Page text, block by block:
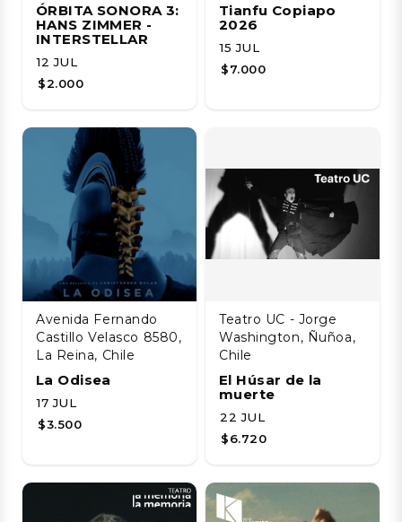
ÓRBITA SONORA 3:
HANS ZIMMER -
INTERSTELLAR
12 JUL
$2.000
Tianfu Copiapo
2026
15 JUL
$7.000
Avenida Fernando
Castillo Velasco 8580,
La Reina, Chile
La Odisea
17 JUL
$3.500
Teatro UC - Jorge
Washington, Ñuñoa,
Chile
El Húsar de la
muerte
22 JUL
$6.720